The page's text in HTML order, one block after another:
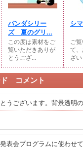
パンダシリー
ズ 夏のグリ...
この度は素材をご
覧いただきありが
とうござ...
シ
ご
て
ざ
ド コメント
うございます。背景透明
表会プログラムに使わせ